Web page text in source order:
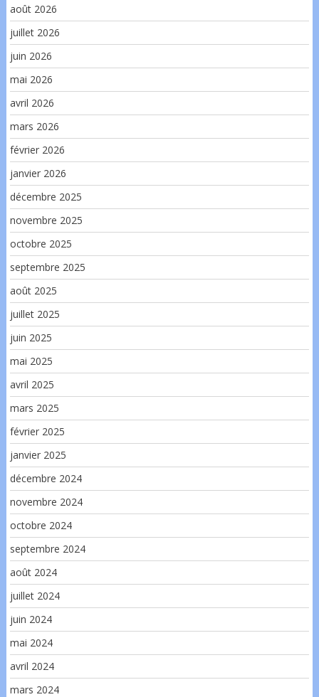
août 2026
juillet 2026
juin 2026
mai 2026
avril 2026
mars 2026
février 2026
janvier 2026
décembre 2025
novembre 2025
octobre 2025
septembre 2025
août 2025
juillet 2025
juin 2025
mai 2025
avril 2025
mars 2025
février 2025
janvier 2025
décembre 2024
novembre 2024
octobre 2024
septembre 2024
août 2024
juillet 2024
juin 2024
mai 2024
avril 2024
mars 2024